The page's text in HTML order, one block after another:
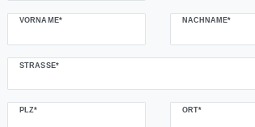
VORNAME* NACHNAME*
STRASSE*
PLZ* ORT*